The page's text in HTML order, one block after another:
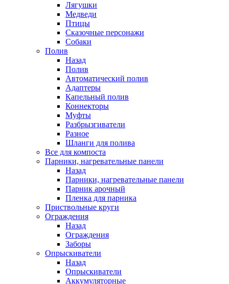
Лягушки
Медведи
Птицы
Сказочные персонажи
Собаки
Полив
Назад
Полив
Автоматический полив
Адаптеры
Капельный полив
Коннекторы
Муфты
Разбрызгиватели
Разное
Шланги для полива
Все для компоста
Парники, нагревательные панели
Назад
Парники, нагревательные панели
Парник арочный
Пленка для парника
Приствольные круги
Ограждения
Назад
Ограждения
Заборы
Опрыскиватели
Назад
Опрыскиватели
Аккумуляторные